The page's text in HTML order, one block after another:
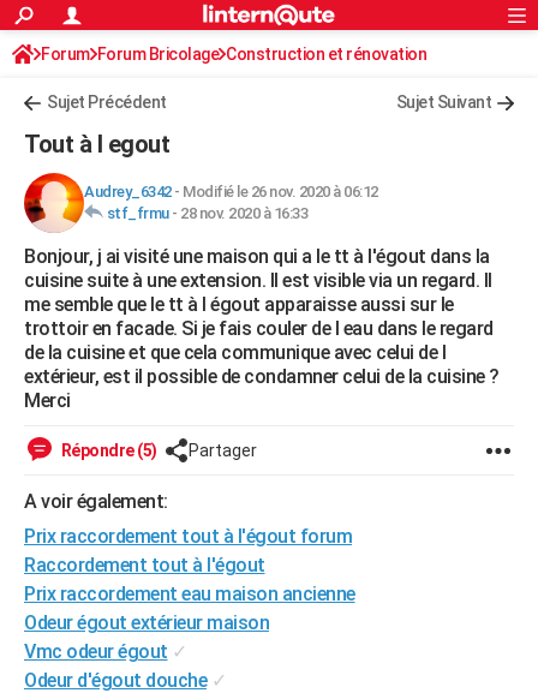
ACTUALITÉS
Politique
Société
Faits Divers
Education
Monde
Villes
+
FINANCE
Retraite
Impôts
Epargne
Immobilier
Risques naturels par ville
Banque
Assurance
Crédit
AUTO
Essais
Réserver un essai
Citadines
Berlines
SUV
Forum auto
+HIGH-TECH
Mobiles
Meilleur smartphone
Internet
Ordinateurs
Jeux vidéo
Guide high-tech
+BRICOLAGE
Forum
Aménagement intérieur
Extérieur
Cuisine
Salle de bains
Jardinage
Rangement
WEEK-END
Art de vivre
Bien-être
Loisirs
Mode
Modes de vie
Alimentation
Guide de la santé
Maladies
Médicaments
Sommeil
Destinations
City break
Voyage nature
Voyage de noces
Forum
Climat
+PHOTO
GUIDES D'ACHAT
BONS PLANS
Rechercher
S'inscrire
Connexion
Forum Forum Bricolage Construction et rénovation
Sujet Précédent Sujet Suivant
Tout à l egout
Audrey_6342- Modifié le 26 nov. 2020 à 06:12
stf_frmu- 28 nov. 2020 à 16:33
Bonjour, j ai visité une maison qui a le tt à l'égout dans la
cuisine suite à une extension. Il est visible via un regard. Il
me semble que le tt à l égout apparaisse aussi sur le
trottoir en facade. Si je fais couler de l eau dans le regard
de la cuisine et que cela communique avec celui de l
extérieur, est il possible de condamner celui de la cuisine ?
Merci
Répondre (5) Partager
A voir également:
Prix raccordement tout à l'égout forum
Raccordement tout à l'égout
Prix raccordement eau maison ancienne
Odeur égout extérieur maison
Vmc odeur égout ✓
Odeur d'égout douche ✓